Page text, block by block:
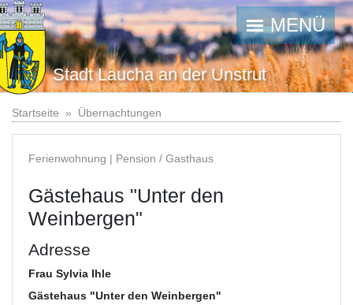
Stadt Laucha an der Unstrut
MENÜ
Startseite Übernachtungen
Ferienwohnung | Pension / Gasthaus
Gästehaus "Unter den
Weinbergen"
Adresse
Frau Sylvia Ihle
Gästehaus "Unter den Weinbergen"